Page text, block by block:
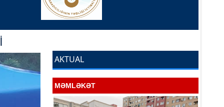
AKTUAL
MƏMLƏKƏT